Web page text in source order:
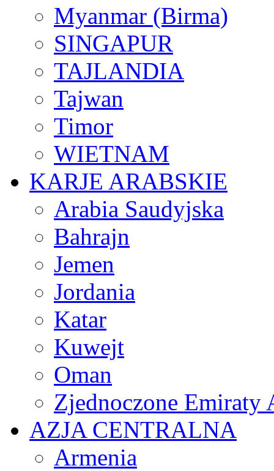
Myanmar (Birma)
SINGAPUR
TAJLANDIA
Tajwan
Timor
WIETNAM
KARJE ARABSKIE
Arabia Saudyjska
Bahrajn
Jemen
Jordania
Katar
Kuwejt
Oman
Zjednoczone Emiraty
AZJA CENTRALNA
Armenia